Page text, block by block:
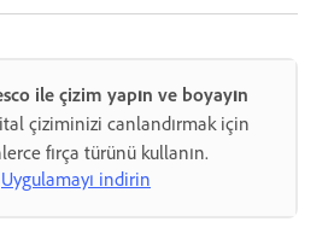
ile çizim yapın ve boyayın
çiziminizi canlandırmak için
fırça türünü kullanın.
Uygulamayı indirin